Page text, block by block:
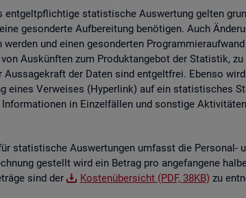
ent­gelt­pflich­ti­ge sta­tis­ti­sche Aus­wer­tung gel­ten
ge­son­der­te Auf­be­rei­tung be­nö­ti­gen. Auch
und einen ge­son­der­ten
Aus­künf­ten zum Pro­dukt­an­ge­bot der Sta­tis­tik,
der Daten sind ent­gelt­frei. Eben­so
eines Ver­wei­ses (Hy­per­link) auf ein sta­tis­ti­sches
in Ein­zel­fäl­len und sons­ti­ge
sta­tis­ti­sche Aus­wer­tun­gen um­fasst die Per­so­nal-
ge­stellt wird ein Be­trag pro an­ge­fan­ge­ne
sind der
Kos­ten­über­sicht (PDF, 38KB) zu